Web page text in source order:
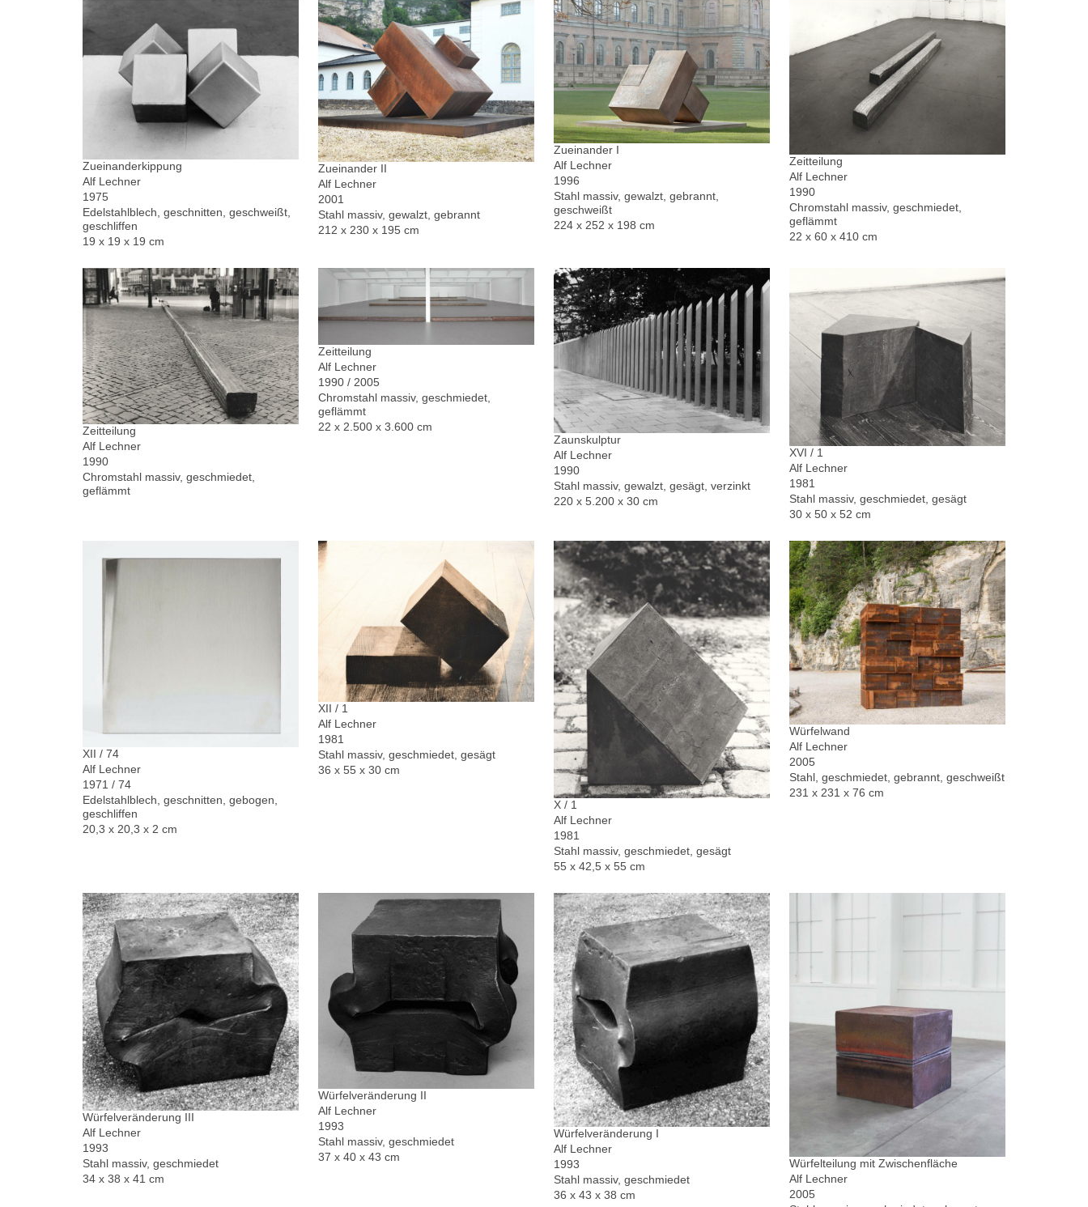
Zueinanderkippung
Alf Lechner
1975
Edelstahlblech, geschnitten, geschweißt,
geschliffen
19 x 19 x 19 cm
Zueinander II
Alf Lechner
2001
Stahl massiv, gewalzt, gebrannt
212 x 230 x 195 cm
Zueinander I
Alf Lechner
1996
Stahl massiv, gewalzt, gebrannt,
geschweißt
224 x 252 x 198 cm
Zeitteilung
Alf Lechner
1990
Chromstahl massiv, geschmiedet,
geflämmt
22 x 60 x 410 cm
Zeitteilung
Alf Lechner
1990
Chromstahl massiv, geschmiedet,
geflämmt
Zeitteilung
Alf Lechner
1990 / 2005
Chromstahl massiv, geschmiedet,
geflämmt
22 x 2.500 x 3.600 cm
Zaunskulptur
Alf Lechner
1990
Stahl massiv, gewalzt, gesägt, verzinkt
220 x 5.200 x 30 cm
XVI / 1
Alf Lechner
1981
Stahl massiv, geschmiedet, gesägt
30 x 50 x 52 cm
XII / 74
Alf Lechner
1971 / 74
Edelstahlblech, geschnitten, gebogen,
geschliffen
20,3 x 20,3 x 2 cm
XII / 1
Alf Lechner
1981
Stahl massiv, geschmiedet, gesägt
36 x 55 x 30 cm
X / 1
Alf Lechner
1981
Stahl massiv, geschmiedet, gesägt
55 x 42,5 x 55 cm
Würfelwand
Alf Lechner
2005
Stahl, geschmiedet, gebrannt, geschweißt
231 x 231 x 76 cm
Würfelveränderung III
Alf Lechner
1993
Stahl massiv, geschmiedet
34 x 38 x 41 cm
Würfelveränderung II
Alf Lechner
1993
Stahl massiv, geschmiedet
37 x 40 x 43 cm
Würfelveränderung I
Alf Lechner
1993
Stahl massiv, geschmiedet
36 x 43 x 38 cm
Würfelteilung mit Zwischenfläche
Alf Lechner
2005